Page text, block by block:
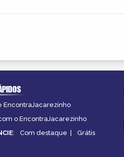
EncontraJacarezinho
o EncontraJacarezinho
: Com destaque | Grátis